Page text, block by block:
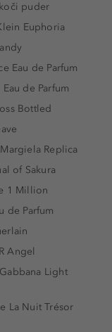
puder
Euphoria
Eau de Parfum
Eau de Parfum
Bottled
Replica
of Sakura
1 Million
de Parfum
Angel
Light
La Nuit Trésor